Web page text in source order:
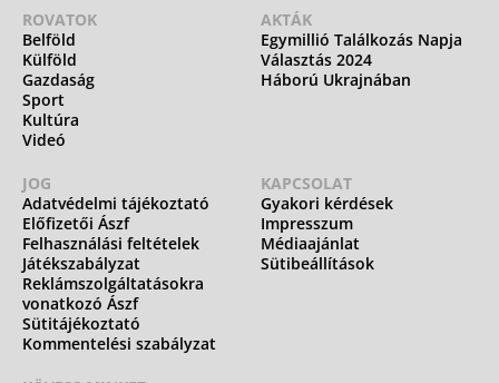
ROVATOK
Belföld
Külföld
Gazdaság
Sport
Kultúra
Videó
AKTÁK
Egymillió Találkozás Napja
Választás 2024
Háború Ukrajnában
JOG
Adatvédelmi tájékoztató
Előfizetői Ászf
Felhasználási feltételek
Játékszabályzat
Reklámszolgáltatásokra
vonatkozó Ászf
Sütitájékoztató
Kommentelési szabályzat
KAPCSOLAT
Gyakori kérdések
Impresszum
Médiaajánlat
Sütibeállítások